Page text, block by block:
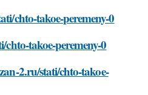
chto-takoe-peremeny-0
takoe-peremeny-0
2.ru/stati/chto-takoe-